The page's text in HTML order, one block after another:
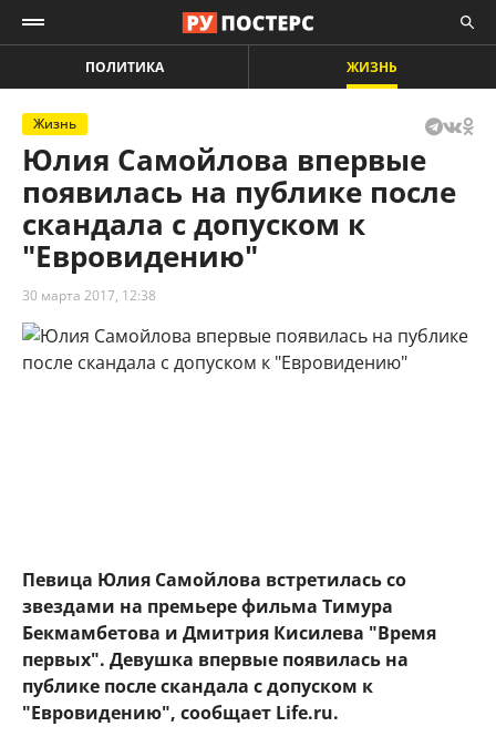
ПОЛИТИКА ЖИЗНЬ
Жизнь
Юлия Самойлова впервые
появилась на публике после
скандала с допуском к
"Евровидению"
30 марта 2017, 12:38
Певица Юлия Самойлова встретилась со
звездами на премьере фильма Тимура
Бекмамбетова и Дмитрия Кисилева "Время
первых". Девушка впервые появилась на
публике после скандала с допуском к
"Евровидению", сообщает Life.ru.